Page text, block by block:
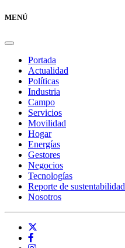
MENÚ
Portada
Actualidad
Políticas
Industria
Campo
Servicios
Movilidad
Hogar
Energías
Gestores
Negocios
Tecnologías
Reporte de sustentabilidad
Nosotros